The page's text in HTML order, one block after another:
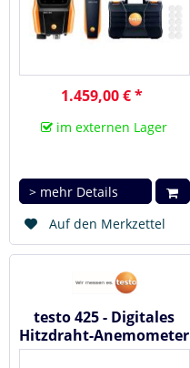
1.459,00 € *
im externen Lager
> mehr Details
Auf den Merkzettel
testo 425 - Digitales
Hitzdraht-Anemometer
mit App-Anbindung